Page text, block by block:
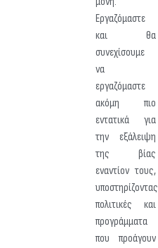
Εργαζόμαστε
και θα
συνεχίσουμε
να
εργαζόμαστε
ακόμη πιο
εντατικά για
την εξάλειψη
της βίας
εναντίον τους,
υποστηρίζοντας
πολιτικές και
προγράμματα
που προάγουν